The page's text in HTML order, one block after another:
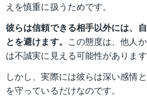
えを慎重に扱うためです。
彼らは信頼できる相手以外には、
とを避けます。
この態度は、他人
は不誠実に見える可能性があります
しかし、実際には彼らは深い感情
を守っているだけなのです。